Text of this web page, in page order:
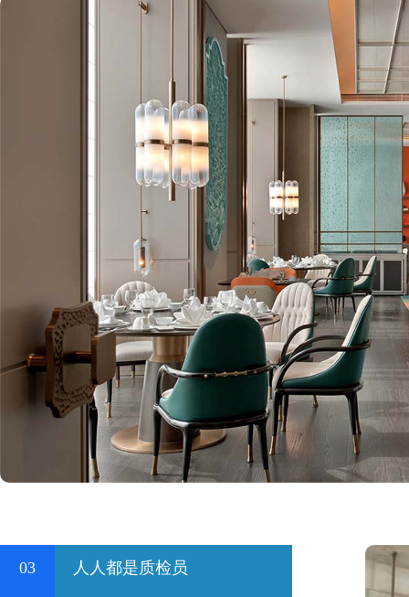
03 人人都是质检员